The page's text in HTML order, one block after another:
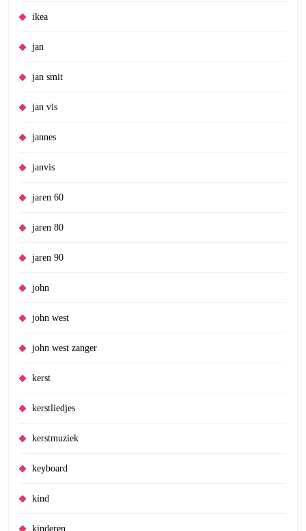
ikea
jan
jan smit
jan vis
jannes
janvis
jaren 60
jaren 80
jaren 90
john
john west
john west zanger
kerst
kerstliedjes
kerstmuziek
keyboard
kind
kinderen